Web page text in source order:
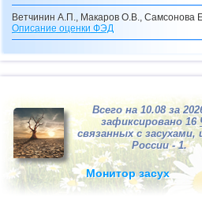
Ветчинин А.П., Макаров О.В., Самсонова
Описание оценки ФЭД
Макаров О.В., Самсонова Е.В.
Описание кредитного калькулятора
Макаров О.В.
Долгосрочные прогнозы катастроф
Макаров О.В.
"Ксанф, выпей море!" (взгляд со стороны
ситуацию в Мексиканском заливе)
Всего на 10.08 за
зафиксировано 16
связанных с засухами,
России - 1.
Монитор засух